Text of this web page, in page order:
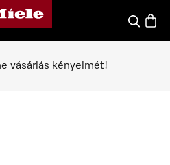
honlapja
Kereses
vásárlás kényelmét!